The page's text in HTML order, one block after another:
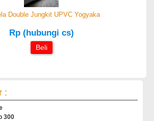
Double Jungkit UPVC Yogyaka
Rp (hubungi cs)
Beli
:
300